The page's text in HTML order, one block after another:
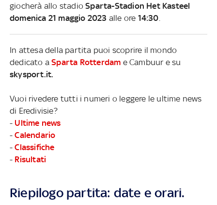
giocherà allo stadioSparta-Stadion Het Kasteel
domenica 21 maggio 2023 alle ore 14:30
In attesa della partita puoi scoprire il mondo
dedicato aSparta Rotterdam e Cambuur e su
skysport.it.
Vuoi rivedere tutti i numeri o leggere le ultime news
di Eredivisie?
- Ultime news
-Calendario
-Classifiche
- Risultati
Riepilogo partita: date e orari.